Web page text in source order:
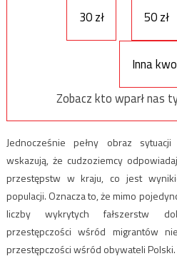
30 zł 50 zł
Inna
Zobacz kto wparł nas
Jednocześnie pełny obraz
wskazują, że cudzoziemcy
przestępstw w kraju, co jest
populacji. Oznacza to, że mimo
liczby wykrytych fałszerstw
przestępczości wśród migrantów
przestępczości wśród obywateli Polski.